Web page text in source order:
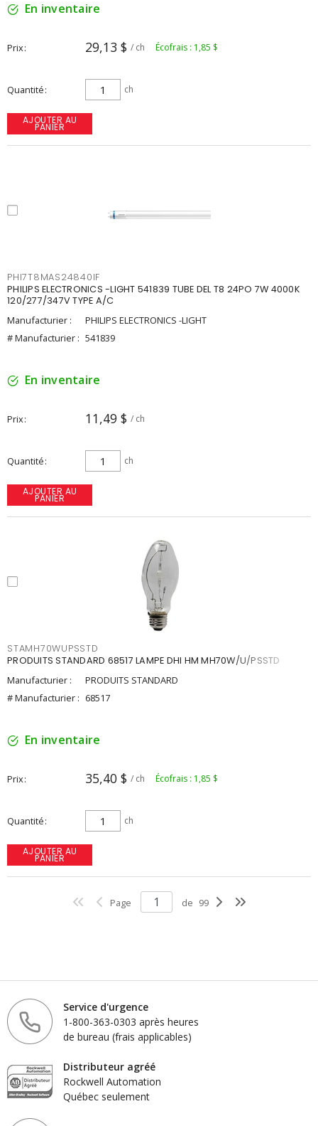
En inventaire
Prix 29,13 $ / ch Écofrais : 1,85 $
Quantité ch
AJOUTER AU
PANIER
PHI7T8MAS24840IF
PHILIPS ELECTRONICS -LIGHT 541839 TUBE DEL T8 24PO 7W 4000K
120/277/347V TYPE A/C
Manufacturier :
PHILIPS ELECTRONICS -LIGHT
# Manufacturier : 541839
En inventaire
Prix 11,49 $ / ch
Quantité ch
AJOUTER AU
PANIER
STAMH70WUPSSTD
PRODUITS STANDARD 68517 LAMPE DHI HM MH70W/U/PSSTD
Manufacturier :
PRODUITS STANDARD
# Manufacturier : 68517
En inventaire
Prix 35,40 $ / ch Écofrais : 1,85 $
Quantité ch
AJOUTER AU
PANIER
Page de 99
Service d'urgence
1-800-363-0303 après heures
de bureau (frais applicables)
Distributeur agréé
Rockwell Automation
Québec seulement